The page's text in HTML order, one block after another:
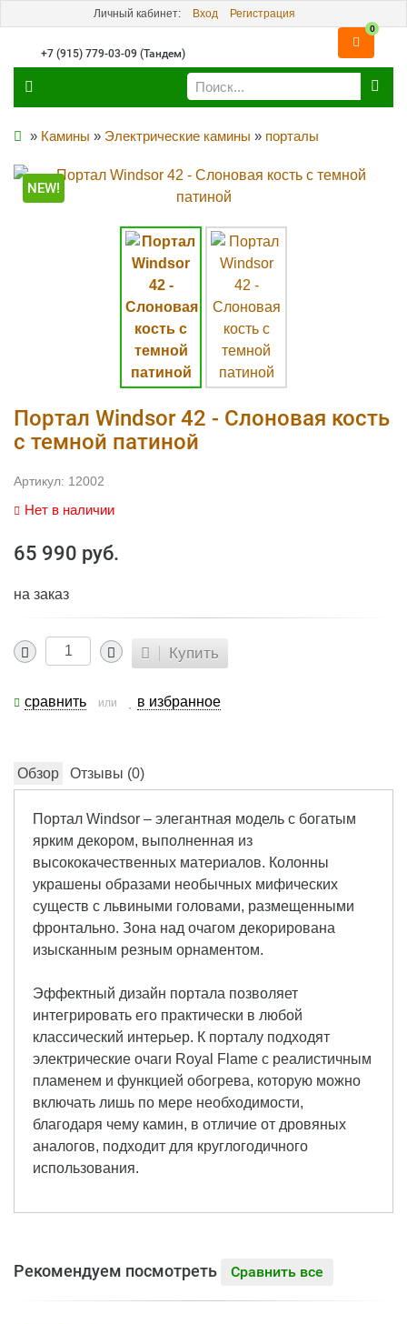
Личный кабинет: Вход Регистрация
+7 (915) 779-03-09 (Тандем)
0
» Камины » Электрические камины » порталы
NEW!
Портал Windsor 42 - Слоновая кость
с темной патиной
Артикул: 12002
Нет в наличии
65 990 руб.
на заказ
Купить
сравнить или в избранное
Обзор Отзывы (0)
Портал Windsor – элегантная модель с богатым
ярким декором, выполненная из
высококачественных материалов. Колонны
украшены образами необычных мифических
существ с львиными головами, размещенными
фронтально. Зона над очагом декорирована
изысканным резным орнаментом.
Эффектный дизайн портала позволяет
интегрировать его практически в любой
классический интерьер. К порталу подходят
электрические очаги Royal Flame с реалистичным
пламенем и функцией обогрева, которую можно
включать лишь по мере необходимости,
благодаря чему камин, в отличие от дровяных
аналогов, подходит для круглогодичного
использования.
Рекомендуем посмотреть Сравнить все